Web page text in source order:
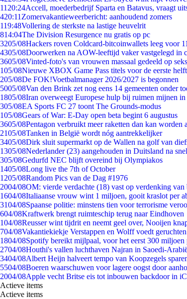
11 20:24Accell, moederbedrijf Sparta en Batavus, vraagt
420:11 Zomervakantieweerbericht: aanhoudend zomers
119:48Vollering de sterkste na lastige heuvelrit
814:04The Division Resurgence nu gratis op pc
3205/08Hackers roven Coldcard-bitcoinwallets leeg voor
4305/08Doorwerken na AOW-leeftijd vaker vastgelegd in
3605/08Vinted-foto's van vrouwen massaal gedeeld op
105/08Nieuwe XBOX Game Pass titels voor de eerste
205/08De FOK!Voetbalmanager 2026/2027 is begonnen
5005/08Van den Brink zet nog eens 14 gemeenten onder
1805/08Iran overweegt Europese hulp bij ruimen mijnen
305/08EA Sports FC 27 toont The Grounds-modus
105/08Gears of War: E-Day open beta begint 6 augustus
3605/08Pentagon verbruikt meer raketten dan kan worden
2105/08Tanken in België wordt nóg aantrekkelijker
3405/08Dirk sluit supermarkt op de Wallen na golf van
1305/08Nederlander (23) aangehouden in Duitsland na
305/08Gedurfd NEC blijft overeind bij Olympiakos
1405/08Long live the 7th of October
1205/08Random Pics van de Dag #1976
2004/08OM: vierde verdachte (18) vast op verdenking van
1604/08Italiaanse vrouw wint 1 miljoen, gooit kraslot per
3104/08Spaanse politie: minstens tien voor terrorisme
604/08Kraftwerk brengt ruimteschip terug naar Eindhoven
104/08Reusser wint tijdrit en neemt geel over, Nooijen
704/08Vakantiekiekje Verstappen en Wolff voedt
1804/08Spotify bereikt mijlpaal, voor het eerst 300 miljoen
2704/08Houthi's vallen luchthaven Najran in Saoedi-
3404/08Albert Heijn halveert tempo van Koopzegels
5504/08Boeren waarschuwen voor lagere oogst door
2004/08Apple vecht Britse eis tot inbouwen backdoor in
Actieve items
Actieve items